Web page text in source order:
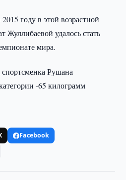
году в этой возрастной
Жуллибаевой удалось стать
мира.
Рушана
-65 килограмм
Facebook